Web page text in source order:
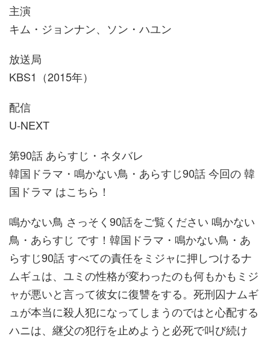
主演
キム・ジョンナン、ソン・ハユン
放送局
KBS1（2015年）
配信
U-NEXT
第90話 あらすじ・ネタバレ
韓国ドラマ・鳴かない鳥・あらすじ90話 今回の 韓
国ドラマ はこちら！
鳴かない鳥 さっそく90話をご覧ください 鳴かない
鳥・あらすじ です！韓国ドラマ・鳴かない鳥・あ
らすじ90話 すべての責任をミジャに押しつけるナ
ムギュは、ユミの性格が変わったのも何もかもミジ
ャが悪いと言って彼女に復讐をする。死刑囚ナムギ
ュが本当に殺人犯になってしまうのではと心配する
ハニは、継父の犯行を止めようと必死で叫び続け